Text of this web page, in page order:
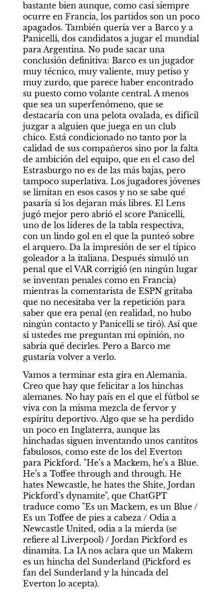
bastante bien aunque, como casi siempre
ocurre en Francia, los partidos son un poco
apagados. También quería ver a Barco y a
Panicelli, dos candidatos a jugar el mundial
para Argentina. No pude sacar una
conclusión definitiva: Barco es un jugador
muy técnico, muy valiente, muy petiso y
muy zurdo, que parece haber encontrado
su puesto como volante central. A menos
que sea un superfenómeno, que se
destacaría con una pelota ovalada, es difícil
juzgar a alguien que juega en un club
chico. Está condicionado no tanto por la
calidad de sus compañeros sino por la falta
de ambición del equipo, que en el caso del
Estrasburgo no es de las más bajas, pero
tampoco superlativa. Los jugadores jóvenes
se limitan en esos casos y no se sabe qué
pasaría si los dejaran más libres. El Lens
jugó mejor pero abrió el score Panicelli,
uno de los líderes de la tabla respectiva,
con un lindo gol en el que la punteó sobre
el arquero. Da la impresión de ser el típico
goleador a la italiana. Después simuló un
penal que el VAR corrigió (en ningún lugar
se inventan penales como en Francia)
mientras la comentarista de ESPN gritaba
que no necesitaba ver la repetición para
saber que era penal (en realidad, no hubo
ningún contacto y Panicelli se tiró). Así que
si ustedes me preguntan mi opinión, no
sabría qué decirles. Pero a Barco me
gustaría volver a verlo.
Vamos a terminar esta gira en Alemania.
Creo que hay que felicitar a los hinchas
alemanes. No hay país en el que el fútbol se
viva con la misma mezcla de fervor y
espíritu deportivo. Algo que se ha perdido
un poco en Inglaterra, aunque las
hinchadas siguen inventando unos cantitos
fabulosos, como este de los del Everton
para Pickford. "He’s a Mackem, he’s a Blue.
He’s a Toffee through and through. He
hates Newcastle, he hates the Shite, Jordan
Pickford’s dynamite", que ChatGPT
traduce como "Es un Mackem, es un Blue /
Es un Toffee de pies a cabeza / Odia a
Newcastle United, odia a la mierda (se
refiere al Liverpool) / Jordan Pickford es
dinamita. La IA nos aclara que un Makem
es un hincha del Sunderland (Pickford es
fan del Sunderland y la hincada del
Everton lo acepta).